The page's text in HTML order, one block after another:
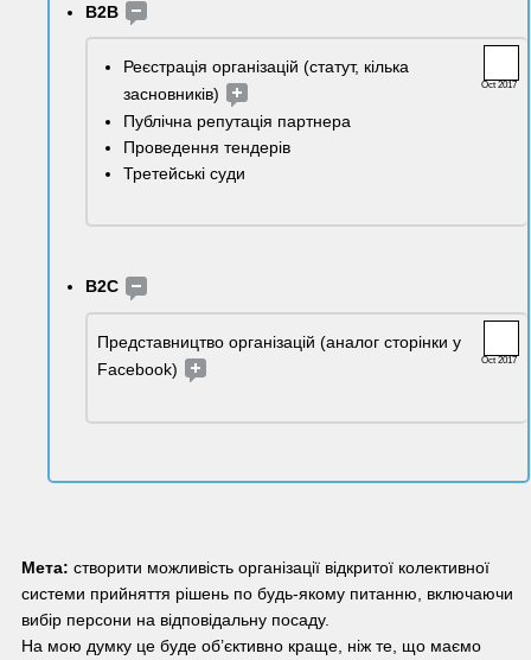
B2B
Oct 2017
Реєстрація організацій (статут, кілька
засновників)
Публічна репутація партнера
Проведення тендерів
Третейські суди
B2C
Oct 2017
Представництво організацій (аналог сторінки у
Facebook)
Мета: створити можливість організації відкритої колективної
системи прийняття рішень по будь-якому питанню, включаючи
вибір персони на відповідальну посаду.
На мою думку це буде об’єктивно краще, ніж те, що маємо